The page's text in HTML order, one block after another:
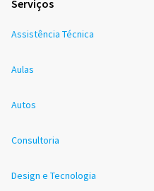
Serviços
Assistência Técnica
Aulas
Autos
Consultoria
Design e Tecnologia